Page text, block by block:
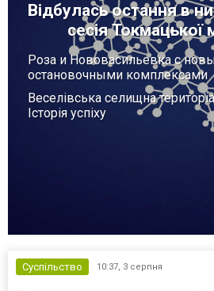
Відбулась остання в
сесія Токмацької
Роза и Нововасильевка с
остановочными комплексами
Веселівська селищна
Історія успіху
Суспільство 10:37, 3 серпня